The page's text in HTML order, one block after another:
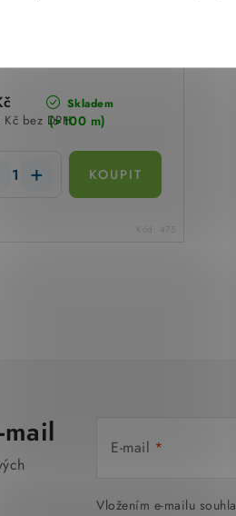
Skladem
(>100 m)
Kč bez DPH
Kód: 475
E-mail
Vložením e-mailu